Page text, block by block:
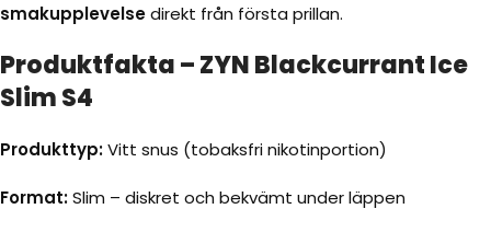
smakupplevelsedirekt från första prillan.
Produktfakta – ZYN Blackcurrant Ice
Slim S4
Produkttyp:Vitt snus (tobaksfri nikotinportion)
Format:Slim – diskret och bekvämt under läppen